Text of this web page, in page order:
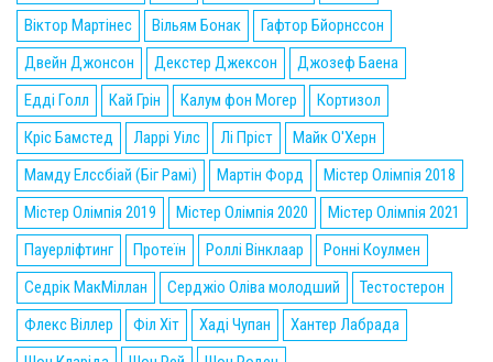
Віктор Мартінес
Вільям Бонак
Гафтор Бйорнссон
Двейн Джонсон
Декстер Джексон
Джозеф Баена
Едді Голл
Кай Грін Калум фон Могер
Кортизол
Кріс Бамстед
Ларрі Уілс Лі Пріст
Майк О'Херн
Мамду Елссбіай (Біг Рамі)
Мартін Форд
Містер Олімпія 2018
Містер Олімпія 2019
Містер Олімпія 2020
Містер Олімпія 2021
Пауерліфтинг
Протеїн Роллі Вінклаар
Ронні Коулмен
Седрік МакМіллан
Серджіо Оліва молодший
Тестостерон
Флекс Віллер
Філ Хіт Хаді Чупан
Хантер Лабрада